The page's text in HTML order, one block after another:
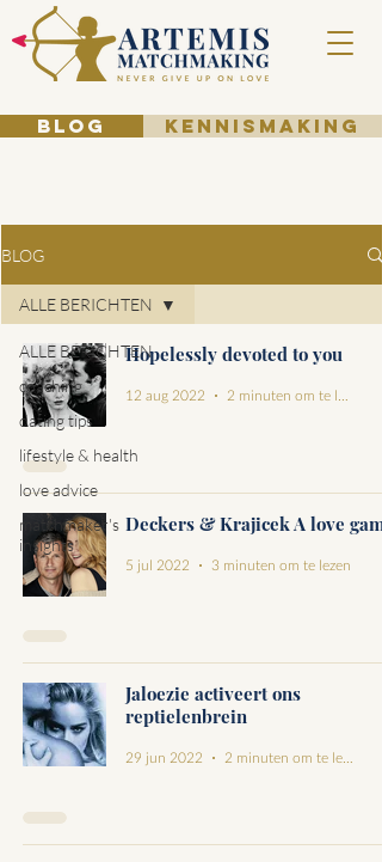
BLOG KENNISMAKING
BLOG
ALLE BERICHTEN
coaching
dating tips
lifestyle & health
love advice
matchmaker's
insights
ALLE BERICHTEN
Hopelessly devoted to you
12 aug 2022
Deckers & Krajicek A love game
5 jul 2022 3 minuten om te lezen
Jaloezie activeert ons
reptielenbrein
29 jun 2022